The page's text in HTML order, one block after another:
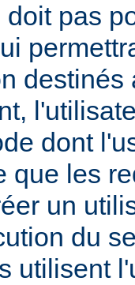
pas
destinés
dont
que les
un
du
utilisent